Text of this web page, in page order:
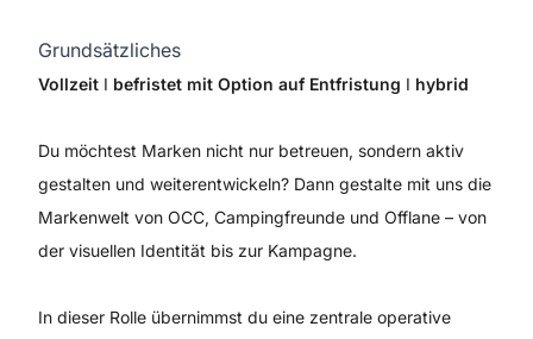
Grundsätzliches
Vollzeit I befristet mit Option auf Entfristung I hybrid
Du möchtest Marken nicht nur betreuen, sondern aktiv
gestalten und weiterentwickeln? Dann gestalte mit uns die
Markenwelt von OCC, Campingfreunde und Offlane – von
der visuellen Identität bis zur Kampagne.
In dieser Rolle übernimmst du eine zentrale operative